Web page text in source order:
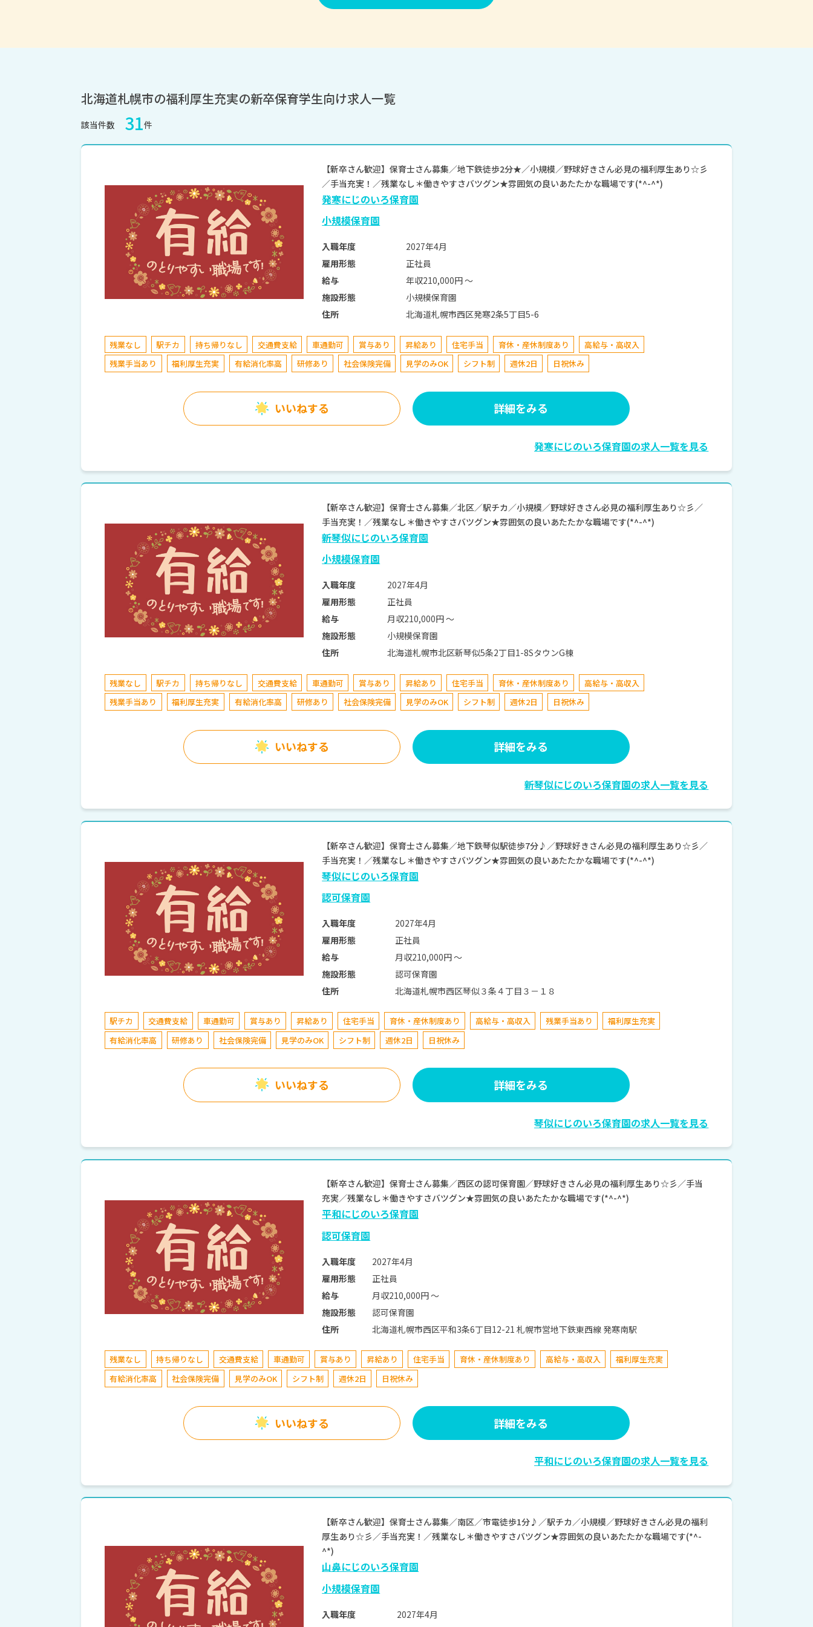
北海道札幌市の福利厚生充実の新卒保育学生向け求人一覧
該当件数 31件
【新卒さん歓迎】保育士さん募集／地下鉄徒歩2分★／小規模／野球好きさん必見の福利厚生あり☆彡
／手当充実！／残業なし＊働きやすさバツグン★雰囲気の良いあたたかな職場です(*^-^*)
発寒にじのいろ保育園
小規模保育園
入職年度
2027年4月
雇用形態
正社員
給与
年収210,000円 〜
施設形態
小規模保育園
住所
北海道札幌市西区発寒2条5丁目5-6
残業なし 駅チカ 持ち帰りなし 交通費支給 車通勤可 賞与あり 昇給あり 住宅手当 育休・産休制度あり
高給与・高収入
残業手当あり
福利厚生充実 有給消化率高 研修あり 社会保険完備 見学のみOK シフト制 週休2日 日祝休み
いいねする 詳細をみる
発寒にじのいろ保育園の求人一覧を見る
【新卒さん歓迎】保育士さん募集／北区／駅チカ／小規模／野球好きさん必見の福利厚生あり☆彡／
手当充実！／残業なし＊働きやすさバツグン★雰囲気の良いあたたかな職場です(*^-^*)
新琴似にじのいろ保育園
小規模保育園
入職年度
2027年4月
雇用形態
正社員
給与
月収210,000円 〜
施設形態
小規模保育園
住所
北海道札幌市北区新琴似5条2丁目1-8SタウンG棟
残業なし 駅チカ 持ち帰りなし 交通費支給 車通勤可 賞与あり 昇給あり 住宅手当 育休・産休制度あり
高給与・高収入
残業手当あり
福利厚生充実 有給消化率高 研修あり 社会保険完備 見学のみOK シフト制 週休2日 日祝休み
いいねする 詳細をみる
新琴似にじのいろ保育園の求人一覧を見る
【新卒さん歓迎】保育士さん募集／地下鉄琴似駅徒歩7分♪／野球好きさん必見の福利厚生あり☆彡／
手当充実！／残業なし＊働きやすさバツグン★雰囲気の良いあたたかな職場です(*^-^*)
琴似にじのいろ保育園
認可保育園
入職年度
2027年4月
雇用形態
正社員
給与
月収210,000円 〜
施設形態
認可保育園
住所
北海道札幌市西区琴似３条４丁目３－１８
駅チカ 交通費支給 車通勤可 賞与あり 昇給あり 住宅手当 育休・産休制度あり 高給与・高収入 残業手当あり
福利厚生充実
有給消化率高
研修あり 社会保険完備 見学のみOK シフト制 週休2日 日祝休み
いいねする 詳細をみる
琴似にじのいろ保育園の求人一覧を見る
【新卒さん歓迎】保育士さん募集／西区の認可保育園／野球好きさん必見の福利厚生あり☆彡／手当
充実／残業なし＊働きやすさバツグン★雰囲気の良いあたたかな職場です(*^-^*)
平和にじのいろ保育園
認可保育園
入職年度
2027年4月
雇用形態
正社員
給与
月収210,000円 〜
施設形態
認可保育園
住所
北海道札幌市西区平和3条6丁目12-21 札幌市営地下鉄東西線 発寒南駅
残業なし 持ち帰りなし 交通費支給 車通勤可 賞与あり 昇給あり 住宅手当 育休・産休制度あり 高給与・高収入
福利厚生充実
有給消化率高
社会保険完備 見学のみOK シフト制 週休2日 日祝休み
いいねする 詳細をみる
平和にじのいろ保育園の求人一覧を見る
【新卒さん歓迎】保育士さん募集／南区／市電徒歩1分♪／駅チカ／小規模／野球好きさん必見の福利
厚生あり☆彡／手当充実！／残業なし＊働きやすさバツグン★雰囲気の良いあたたかな職場です(*^-
^*)
山鼻にじのいろ保育園
小規模保育園
入職年度
2027年4月